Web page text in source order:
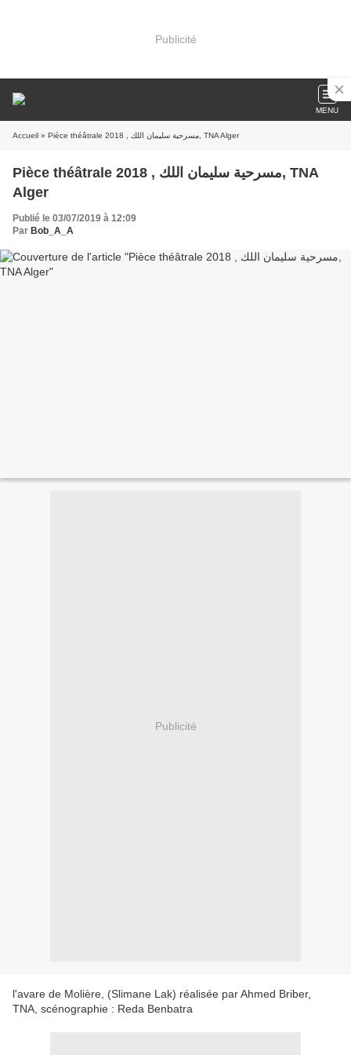
Publicité
MENU
Accueil » Pièce théâtrale مسرحية سليمان اللك , 2018, TNA Alger
Pièce théâtrale مسرحية سليمان اللك , 2018, TNA
Alger
Publié le 03/07/2019 à 12:09
Par Bob_A_A
Publicité
l'avare de Molière, (Slimane Lak) réalisée par Ahmed Briber,
TNA, scénographie : Reda Benbatra